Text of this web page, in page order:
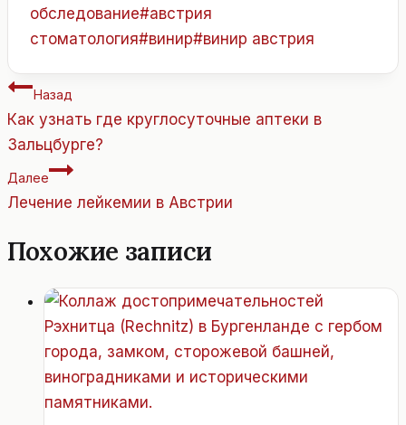
обследование#австрия
стоматология#винир#винир австрия
Навигация
по
записям
Назад
Как узнать где круглосуточные аптеки в
Зальцбурге?
Далее
Лечение лейкемии в Австрии
Похожие записи